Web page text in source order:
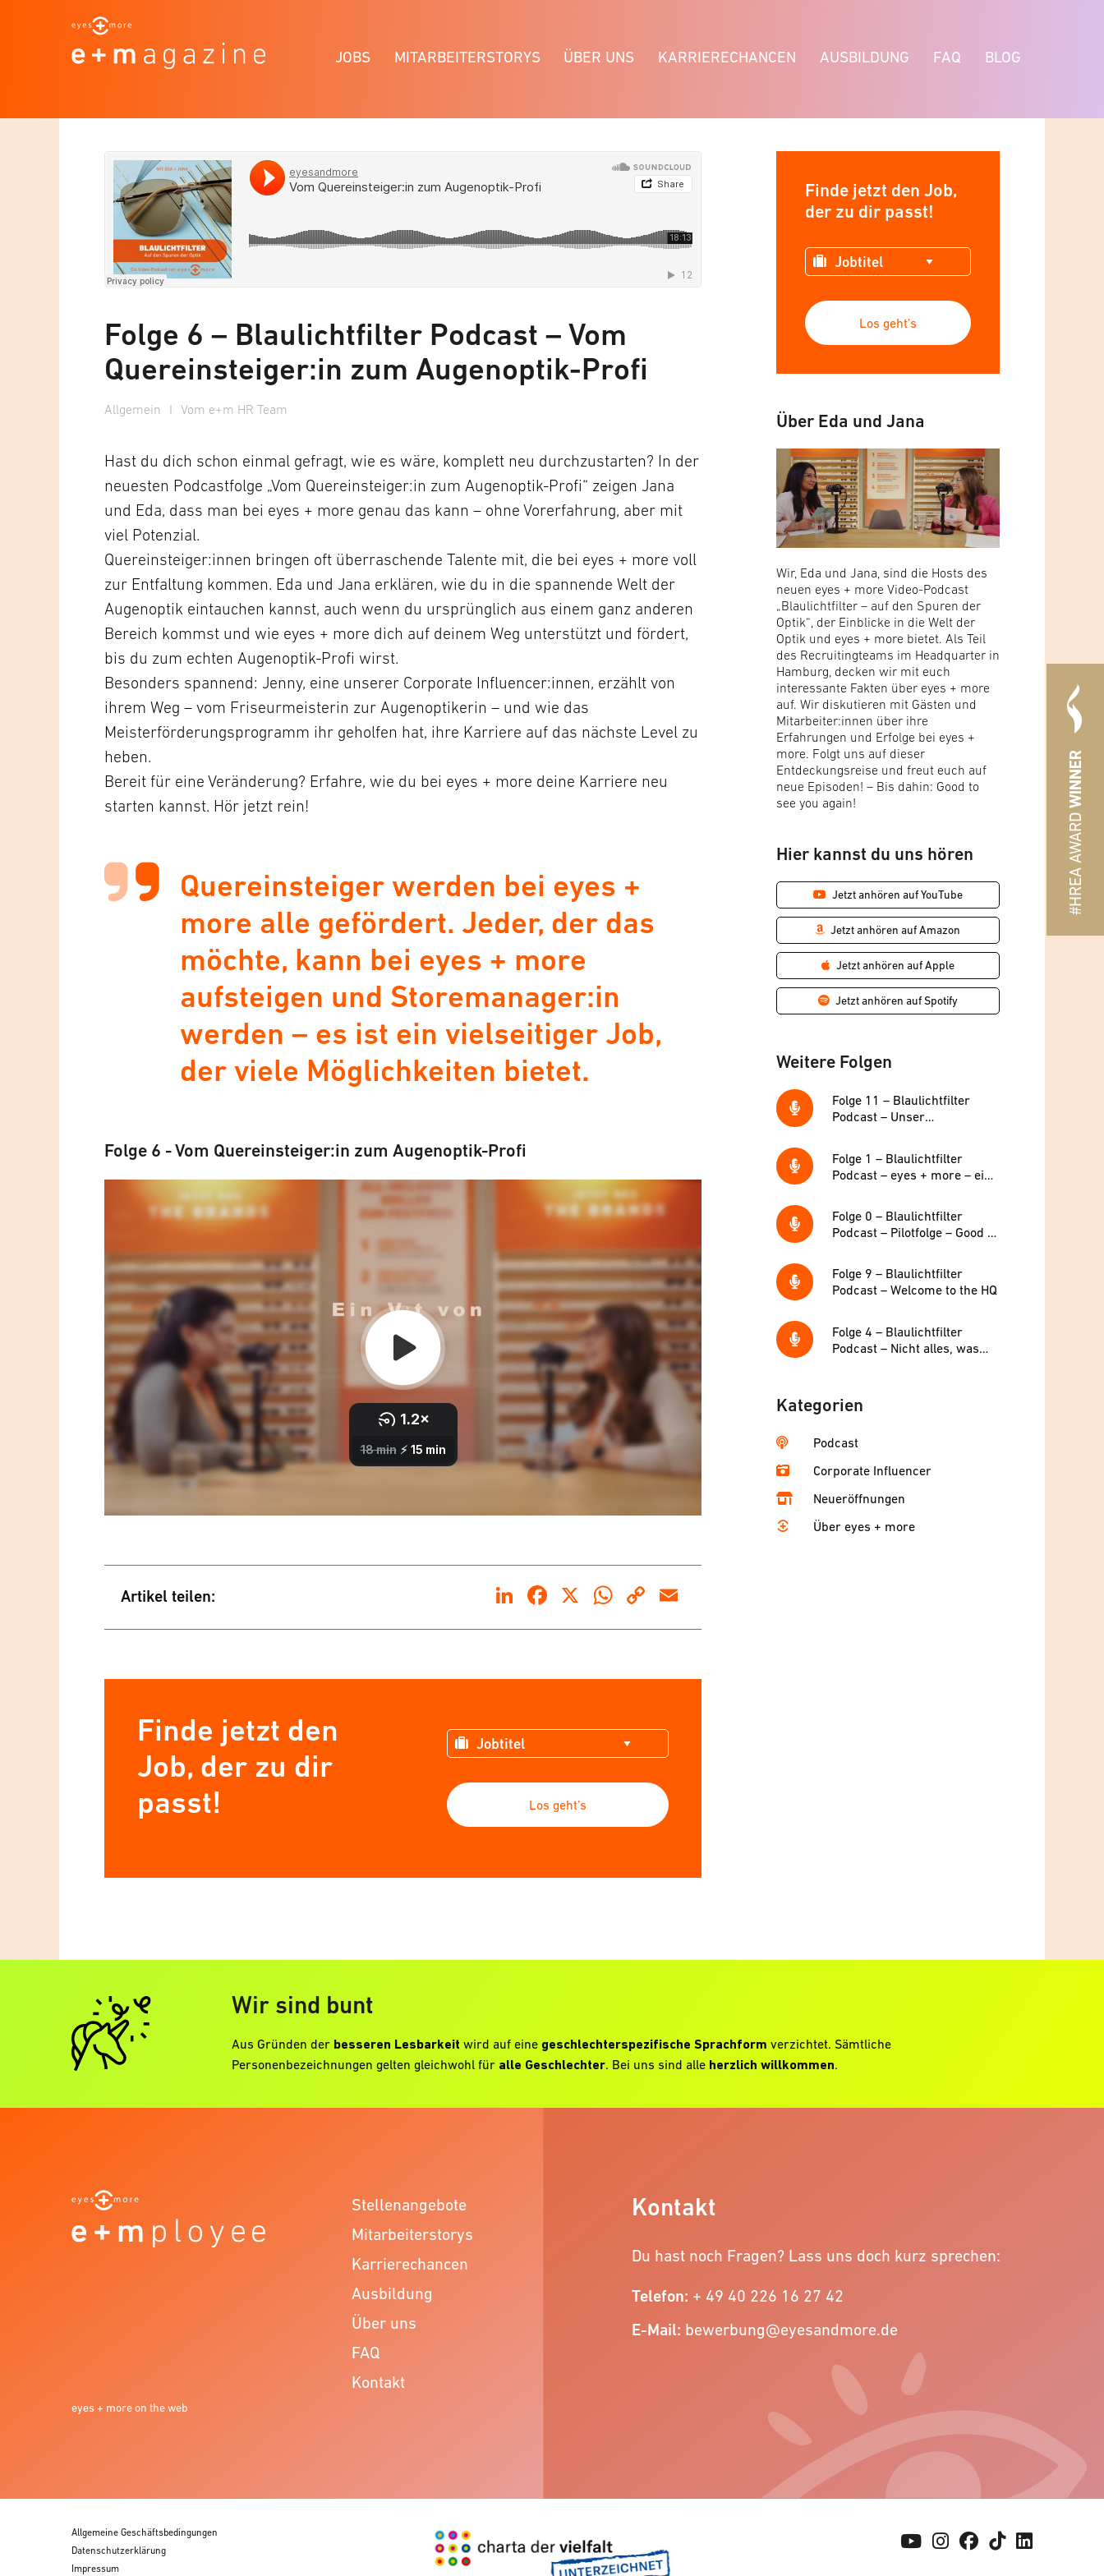
JOBS MITARBEITERSTORYS ÜBER UNS KARRIERECHANCEN AUSBILDUNG FAQ BLOG
#HREA AWARD
WINNER
Folge 6 – Blaulichtfilter Podcast – Vom
Quereinsteiger:in zum Augenoptik-Profi
Allgemein I Vom e+m HR Team
Hast du dich schon einmal gefragt, wie es wäre, komplett neu durchzustarten? In der
neuesten Podcastfolge „Vom Quereinsteiger:in zum Augenoptik-Profi“ zeigen Jana
und Eda, dass man bei eyes + more genau das kann – ohne Vorerfahrung, aber mit
viel Potenzial.
Quereinsteiger:innen bringen oft überraschende Talente mit, die bei eyes + more voll
zur Entfaltung kommen. Eda und Jana erklären, wie du in die spannende Welt der
Augenoptik eintauchen kannst, auch wenn du ursprünglich aus einem ganz anderen
Bereich kommst und wie eyes + more dich auf deinem Weg unterstützt und fördert,
bis du zum echten Augenoptik-Profi wirst.
Besonders spannend: Jenny, eine unserer Corporate Influencer:innen, erzählt von
ihrem Weg – vom Friseurmeisterin zur Augenoptikerin – und wie das
Meisterförderungsprogramm ihr geholfen hat, ihre Karriere auf das nächste Level zu
heben.
Bereit für eine Veränderung? Erfahre, wie du bei eyes + more deine Karriere neu
starten kannst. Hör jetzt rein!
Quereinsteiger werden bei eyes +
more alle gefördert. Jeder, der das
möchte, kann bei eyes + more
aufsteigen und Storemanager:in
werden – es ist ein vielseitiger Job,
der viele Möglichkeiten bietet.
Folge 6 - Vom Quereinsteiger:in zum Augenoptik-Profi
Artikel teilen: LinkedIn
Facebook
X WhatsApp
Copy
Link
Finde jetzt den
Job, der zu dir
passt!
Los geht’s
Finde jetzt den Job,
der zu dir passt!
Los geht’s
Über Eda und Jana
Wir, Eda und Jana, sind die Hosts des
neuen eyes + more Video-Podcast
„Blaulichtfilter – auf den Spuren der
Optik“, der Einblicke in die Welt der
Optik und eyes + more bietet. Als Teil
des Recruitingteams im Headquarter in
Hamburg, decken wir mit euch
interessante Fakten über eyes + more
auf. Wir diskutieren mit Gästen und
Mitarbeiter:innen über ihre
Erfahrungen und Erfolge bei eyes +
more. Folgt uns auf dieser
Entdeckungsreise und freut euch auf
neue Episoden! – Bis dahin: Good to
see you again!
Hier kannst du uns hören
Jetzt anhören auf YouTube
Jetzt anhören auf Amazon
Jetzt anhören auf Apple
Jetzt anhören auf Spotify
Weitere Folgen
Folge 11 – Blaulichtfilter
Podcast – Unser
Folge 1 – Blaulichtfilter
Podcast – eyes + more – ein
Folge 0 – Blaulichtfilter
Podcast – Pilotfolge – Good to
Folge 9 – Blaulichtfilter
Podcast – Welcome to the HQ
Folge 4 – Blaulichtfilter
Podcast – Nicht alles, was
Kategorien
Podcast
Corporate Influencer
Neueröffnungen
Über eyes + more
Wir sind bunt
Aus Gründen der besseren Lesbarkeit wird auf eine geschlechterspezifische Sprachform verzichtet. Sämtliche
Personenbezeichnungen gelten gleichwohl für alle Geschlechter. Bei uns sind alle herzlich willkommen.
Stellenangebote
Mitarbeiterstorys
Karrierechancen
Ausbildung
Über uns
FAQ
Kontakt
Kontakt
Du hast noch Fragen? Lass uns doch kurz sprechen:
Telefon: + 49 40 226 16 27 42
E-Mail: bewerbung@eyesandmore.de
eyes + more on the web
Allgemeine Geschäftsbedingungen
Datenschutzerklärung
Impressum